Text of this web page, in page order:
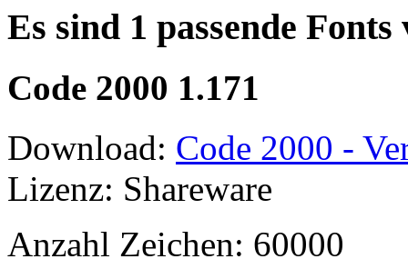
Es sind 1 passende
Code 2000 1.171
Download: Code 2000 -
Lizenz: Shareware
Anzahl Zeichen: 60000